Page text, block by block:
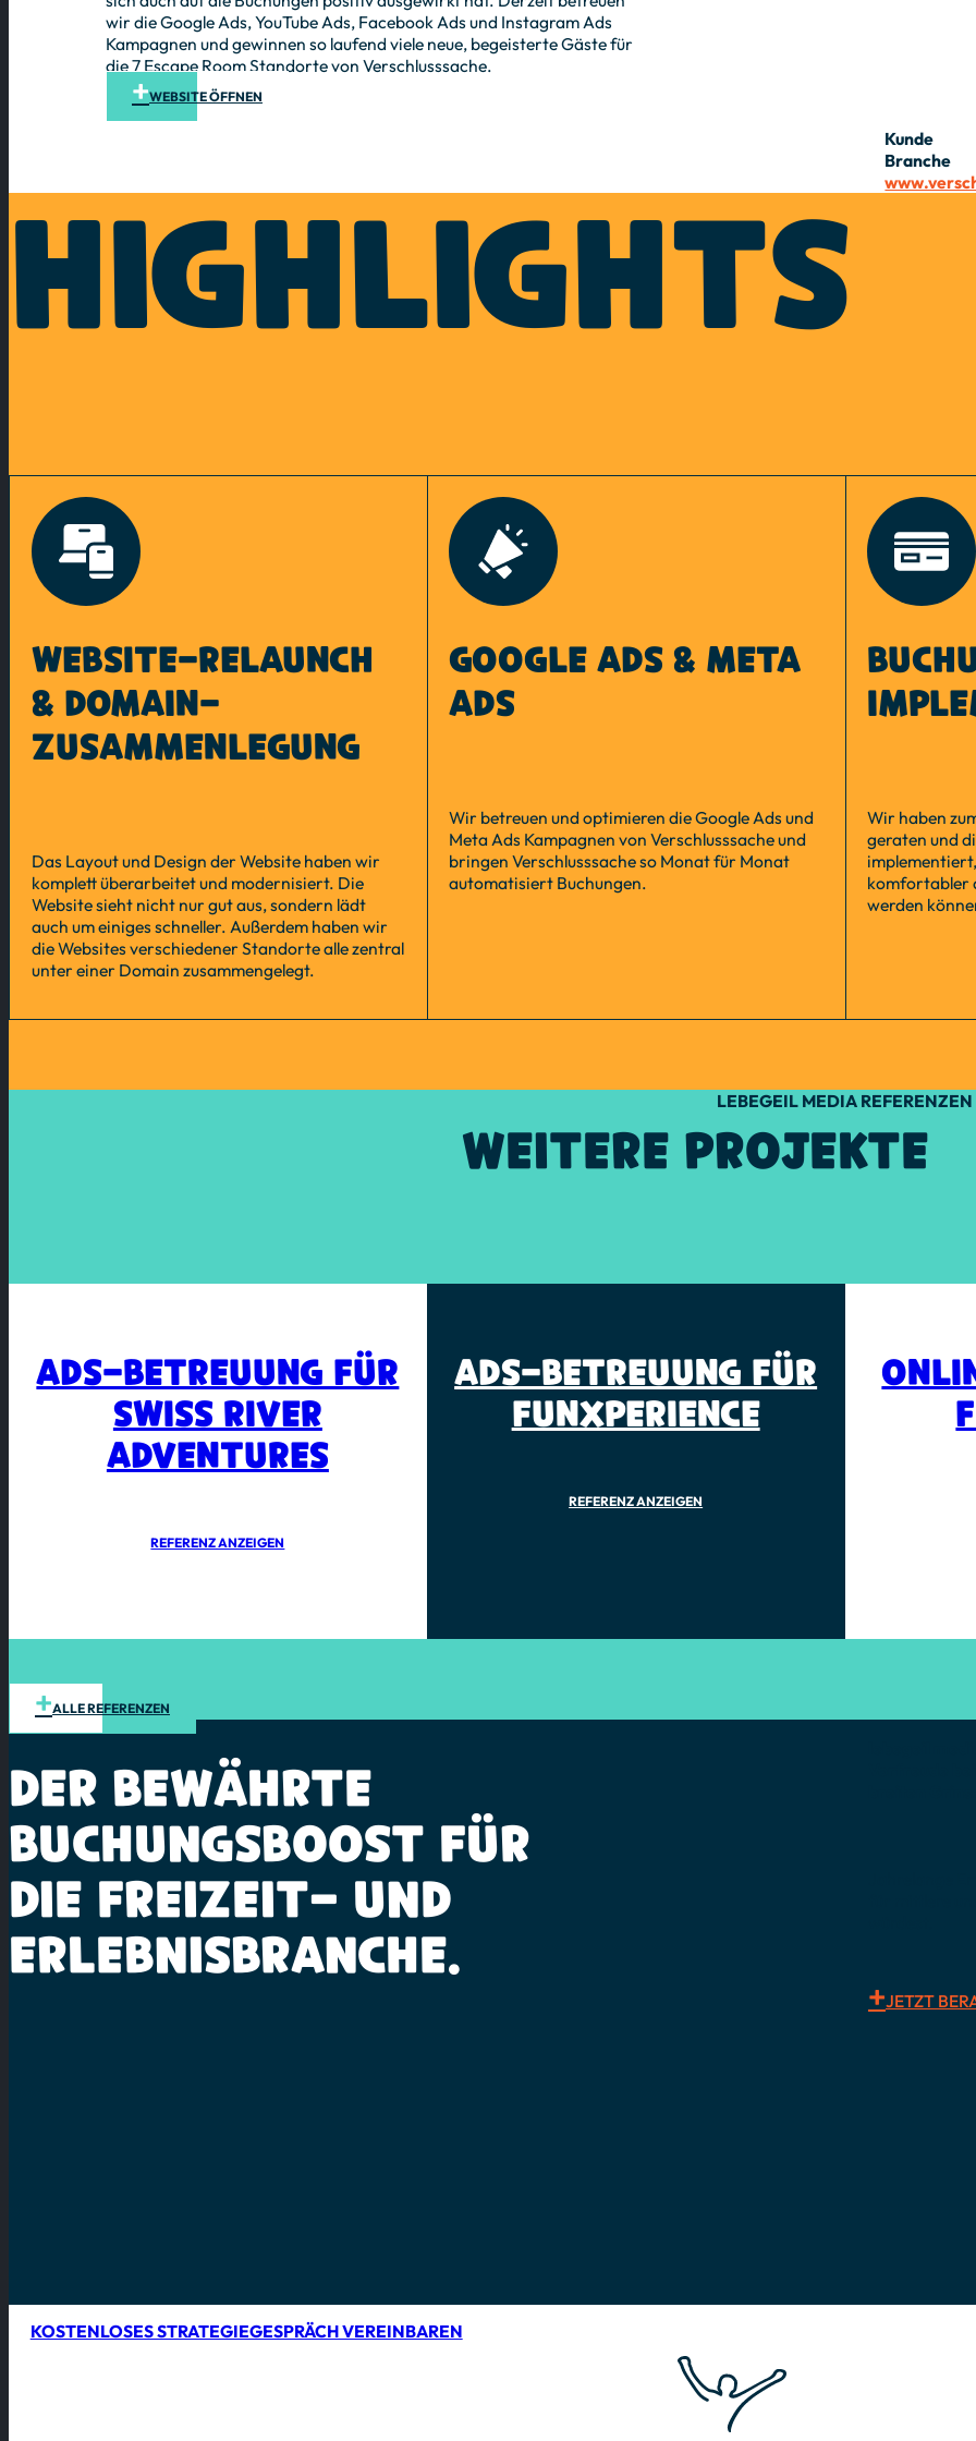
wir die Google Ads, YouTube Ads, Facebook Ads und Instagram Ads
Kampagnen und gewinnen so laufend viele neue, begeisterte Gäste für
die 7 Escape Room Standorte von Verschlusssache.
WEBSITE ÖFFNEN
Kunde
Branche
HIGHLIGHTS
WEBSITE-RELAUNCH
& DOMAIN-
ZUSAMMENLEGUNG
Das Layout und Design der Website haben wir
komplett überarbeitet und modernisiert. Die
Website sieht nicht nur gut aus, sondern lädt
auch um einiges schneller. Außerdem haben wir
die Websites verschiedener Standorte alle zentral
unter einer Domain zusammengelegt.
GOOGLE ADS & META
ADS
Wir betreuen und optimieren die Google Ads und
Meta Ads Kampagnen von Verschlusssache und
bringen Verschlusssache so Monat für Monat
automatisiert Buchungen.
Wir haben
geraten und
komfortabler
werden
LEBEGEIL MEDIA REFERENZEN
WEITERE PROJEKTE
ADS-BETREUUNG FÜR
SWISS RIVER
ADVENTURES
REFERENZ ANZEIGEN
ADS-BETREUUNG FÜR
FUNXPERIENCE
REFERENZ ANZEIGEN
ALLE REFERENZEN
DER BEWÄHRTE
BUCHUNGSBOOST FÜR
DIE FREIZEIT- UND
ERLEBNISBRANCHE.
JETZT
KOSTENLOSES STRATEGIEGESPRÄCH VEREINBAREN